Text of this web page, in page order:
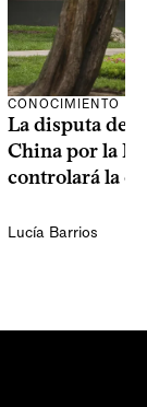
CONOCIMIENTO
La disputa de
China por la
controlará la
Lucía Barrios